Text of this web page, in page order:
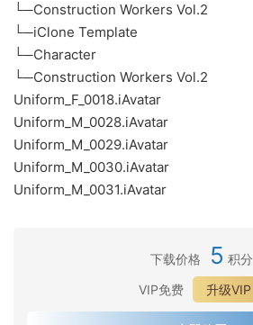
└─Construction Workers Vol.2
└─iClone Template
└─Character
└─Construction Workers Vol.2
Uniform_F_0018.iAvatar
Uniform_M_0028.iAvatar
Uniform_M_0029.iAvatar
Uniform_M_0030.iAvatar
Uniform_M_0031.iAvatar
下载价格 5 积分
VIP免费
升级VIP